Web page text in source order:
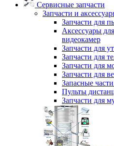
Сервисные запчасти
Запчасти и
Запчасти для
Аксессуары
видеокамер
Запчасти для
Запчасти для
Запчасти для
Запчасти для
Запасные
Пульты
Запчасти для